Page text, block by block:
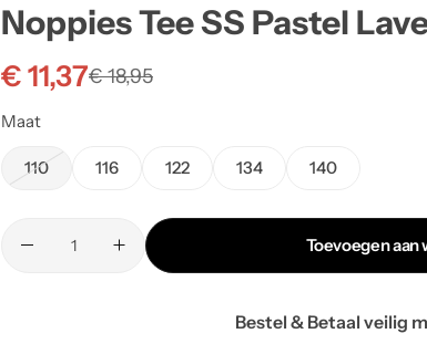
Noppies Tee SS Pastel
€18,95
€11,37
Maat
110 116 122 134 140
Toevoegen aan
Bestel & Betaal veilig